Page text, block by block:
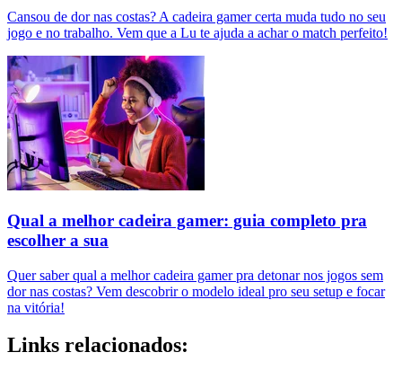
Cansou de dor nas costas? A cadeira gamer certa muda tudo no seu
jogo e no trabalho. Vem que a Lu te ajuda a achar o match perfeito!
Qual a melhor cadeira gamer: guia completo pra
escolher a sua
Quer saber qual a melhor cadeira gamer pra detonar nos jogos sem
dor nas costas? Vem descobrir o modelo ideal pro seu setup e focar
na vitória!
Links relacionados: